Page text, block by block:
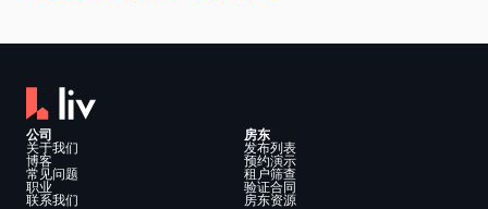
公司
关于我们
博客
常见问题
职业
联系我们
房东
发布列表
预约演示
租户筛查
验证合同
房东资源